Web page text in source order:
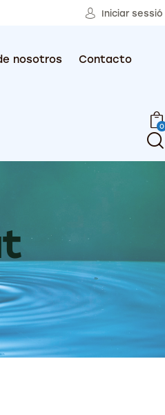
Iniciar sessió
nosotros Contacto
0